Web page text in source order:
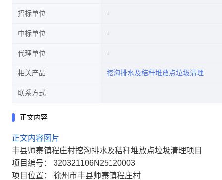
招标单位
中标单位
代理单位
相关产品 挖沟排水及秸秆堆放点垃圾清理
联系方式
正文内容
正文内容图片
丰县师寨镇程庄村挖沟排水及秸秆堆放点垃圾清理项目
项目编号： 320321106N25120003
项目位置： 徐州市丰县师寨镇程庄村